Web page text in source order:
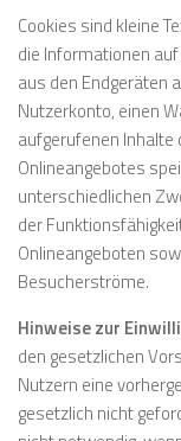
Cookies sind kleine
die Informationen
aus den Endgeräten
Nutzerkonto, einen
aufgerufenen
Onlineangebotes
unterschiedlichen
der
Onlineangeboten
Besucherströme.
Hinweise zur
den gesetzlichen
Nutzern eine
gesetzlich nicht